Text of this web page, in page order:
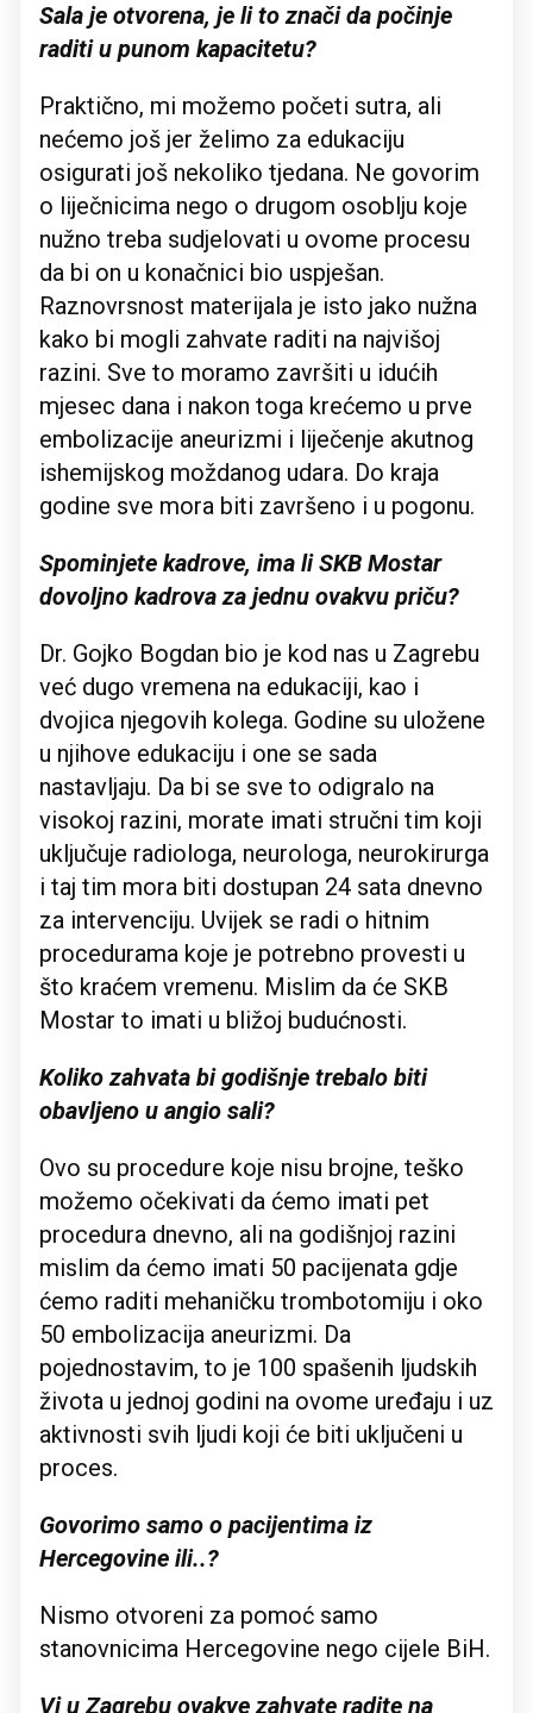
Sala je otvorena, je li to znači da počinje
raditi u punom kapacitetu?
Praktično, mi možemo početi sutra, ali
nećemo još jer želimo za edukaciju
osigurati još nekoliko tjedana. Ne govorim
o liječnicima nego o drugom osoblju koje
nužno treba sudjelovati u ovome procesu
da bi on u konačnici bio uspješan.
Raznovrsnost materijala je isto jako nužna
kako bi mogli zahvate raditi na najvišoj
razini. Sve to moramo završiti u idućih
mjesec dana i nakon toga krećemo u prve
embolizacije aneurizmi i liječenje akutnog
ishemijskog moždanog udara. Do kraja
godine sve mora biti završeno i u pogonu.
Spominjete kadrove, ima li SKB Mostar
dovoljno kadrova za jednu ovakvu priču?
Dr. Gojko Bogdan bio je kod nas u Zagrebu
već dugo vremena na edukaciji, kao i
dvojica njegovih kolega. Godine su uložene
u njihove edukaciju i one se sada
nastavljaju. Da bi se sve to odigralo na
visokoj razini, morate imati stručni tim koji
uključuje radiologa, neurologa, neurokirurga
i taj tim mora biti dostupan 24 sata dnevno
za intervenciju. Uvijek se radi o hitnim
procedurama koje je potrebno provesti u
što kraćem vremenu. Mislim da će SKB
Mostar to imati u bližoj budućnosti.
Koliko zahvata bi godišnje trebalo biti
obavljeno u angio sali?
Ovo su procedure koje nisu brojne, teško
možemo očekivati da ćemo imati pet
procedura dnevno, ali na godišnjoj razini
mislim da ćemo imati 50 pacijenata gdje
ćemo raditi mehaničku trombotomiju i oko
50 embolizacija aneurizmi. Da
pojednostavim, to je 100 spašenih ljudskih
života u jednoj godini na ovome uređaju i uz
aktivnosti svih ljudi koji će biti uključeni u
proces.
Govorimo samo o pacijentima iz
Hercegovine ili..?
Nismo otvoreni za pomoć samo
stanovnicima Hercegovine nego cijele BiH.
Vi u Zagrebu ovakve zahvate radite na